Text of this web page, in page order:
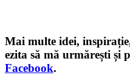
Mai multe idei,
ezita să mă urmărești și
Facebook.